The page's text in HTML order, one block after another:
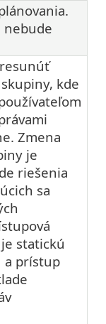
nebude
kde
Zmena
je
riešenia
sa
statickú
a prístup